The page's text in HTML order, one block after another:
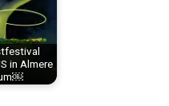
in Almere